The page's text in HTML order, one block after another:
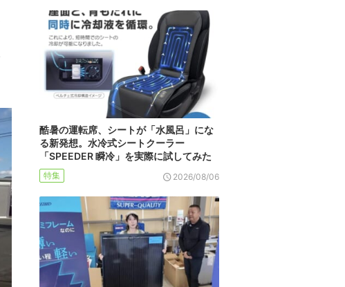
酷暑の運転席、シートが「水風呂」にな
る新発想。水冷式シートクーラー
「SPEEDER 瞬冷」を実際に試してみた
特集 2026/08/06